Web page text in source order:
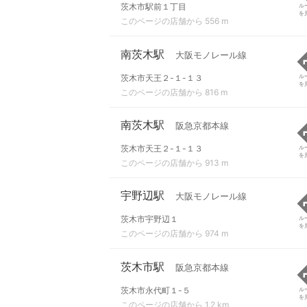
茨木市駅前１丁目
このページの店舗から 556 m
ル
を
南茨木駅 大阪モノレール線
茨木市天王２-１-１３
このページの店舗から 816 m
ル
を
南茨木駅 阪急京都本線
茨木市天王２-１-１３
このページの店舗から 913 m
ル
を
宇野辺駅 大阪モノレール線
茨木市宇野辺１
このページの店舗から 974 m
ル
を
茨木市駅 阪急京都本線
茨木市永代町１-５
このページの店舗から 1.2 km
ル
を